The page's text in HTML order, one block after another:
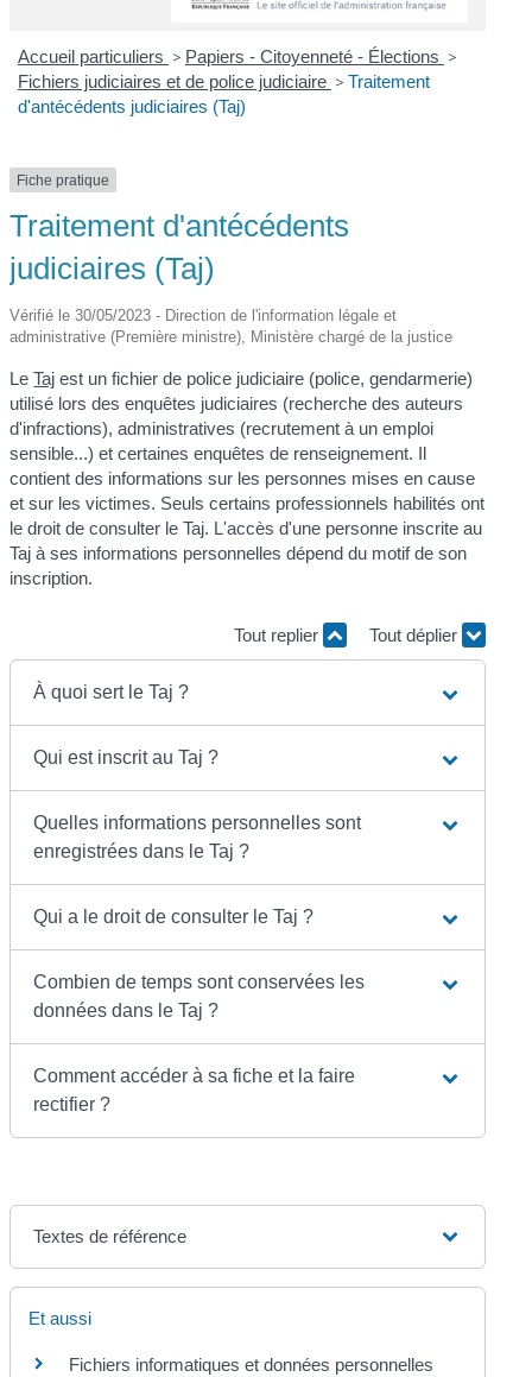
Accueil particuliers > Papiers - Citoyenneté - Élections >
Fichiers judiciaires et de police judiciaire > Traitement
d'antécédents judiciaires (Taj)
Fiche pratique
Traitement d'antécédents
judiciaires (Taj)
Vérifié le 30/05/2023 - Direction de l'information légale et
administrative (Première ministre), Ministère chargé de la justice
LeTaj est un fichier de police judiciaire (police, gendarmerie)
utilisé lors des enquêtes judiciaires (recherche des auteurs
d'infractions), administratives (recrutement à un emploi
sensible...) et certaines enquêtes de renseignement. Il
contient des informations sur les personnes mises en cause
et sur les victimes. Seuls certains professionnels habilités ont
le droit de consulter le Taj. L'accès d'une personne inscrite au
Taj à ses informations personnelles dépend du motif de son
inscription.
Tout replier Tout déplier
À quoi sert le Taj ?
Qui est inscrit au Taj ?
Quelles informations personnelles sont
enregistrées dans le Taj ?
Qui a le droit de consulter le Taj ?
Combien de temps sont conservées les
données dans le Taj ?
Comment accéder à sa fiche et la faire
rectifier ?
Textes de référence
Et aussi
Fichiers informatiques et données personnelles